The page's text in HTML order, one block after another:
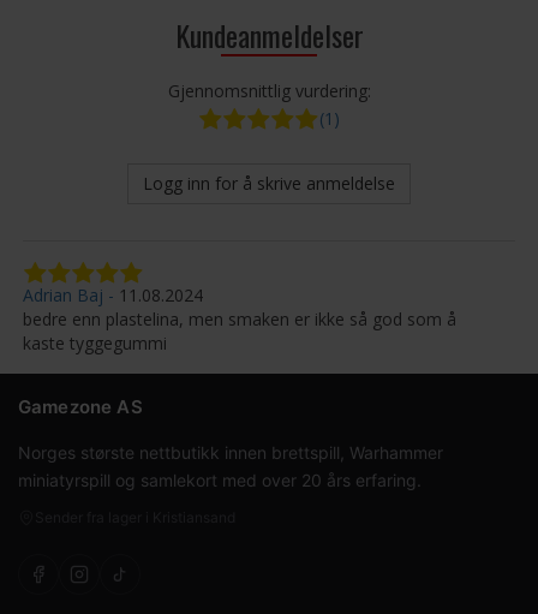
Kundeanmeldelser
Gjennomsnittlig vurdering:
(1)
Logg inn for å skrive anmeldelse
Adrian Baj
11.08.2024
bedre enn plastelina, men smaken er ikke så god som å
kaste tyggegummi
Gamezone AS
Norges største nettbutikk innen brettspill, Warhammer
miniatyrspill og samlekort med over 20 års erfaring.